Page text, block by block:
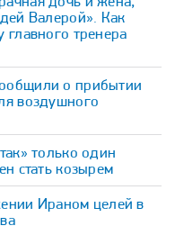
Валерой». Как
тренера
о прибытии
воздушного
только один
стать козырем
Ираном целей в